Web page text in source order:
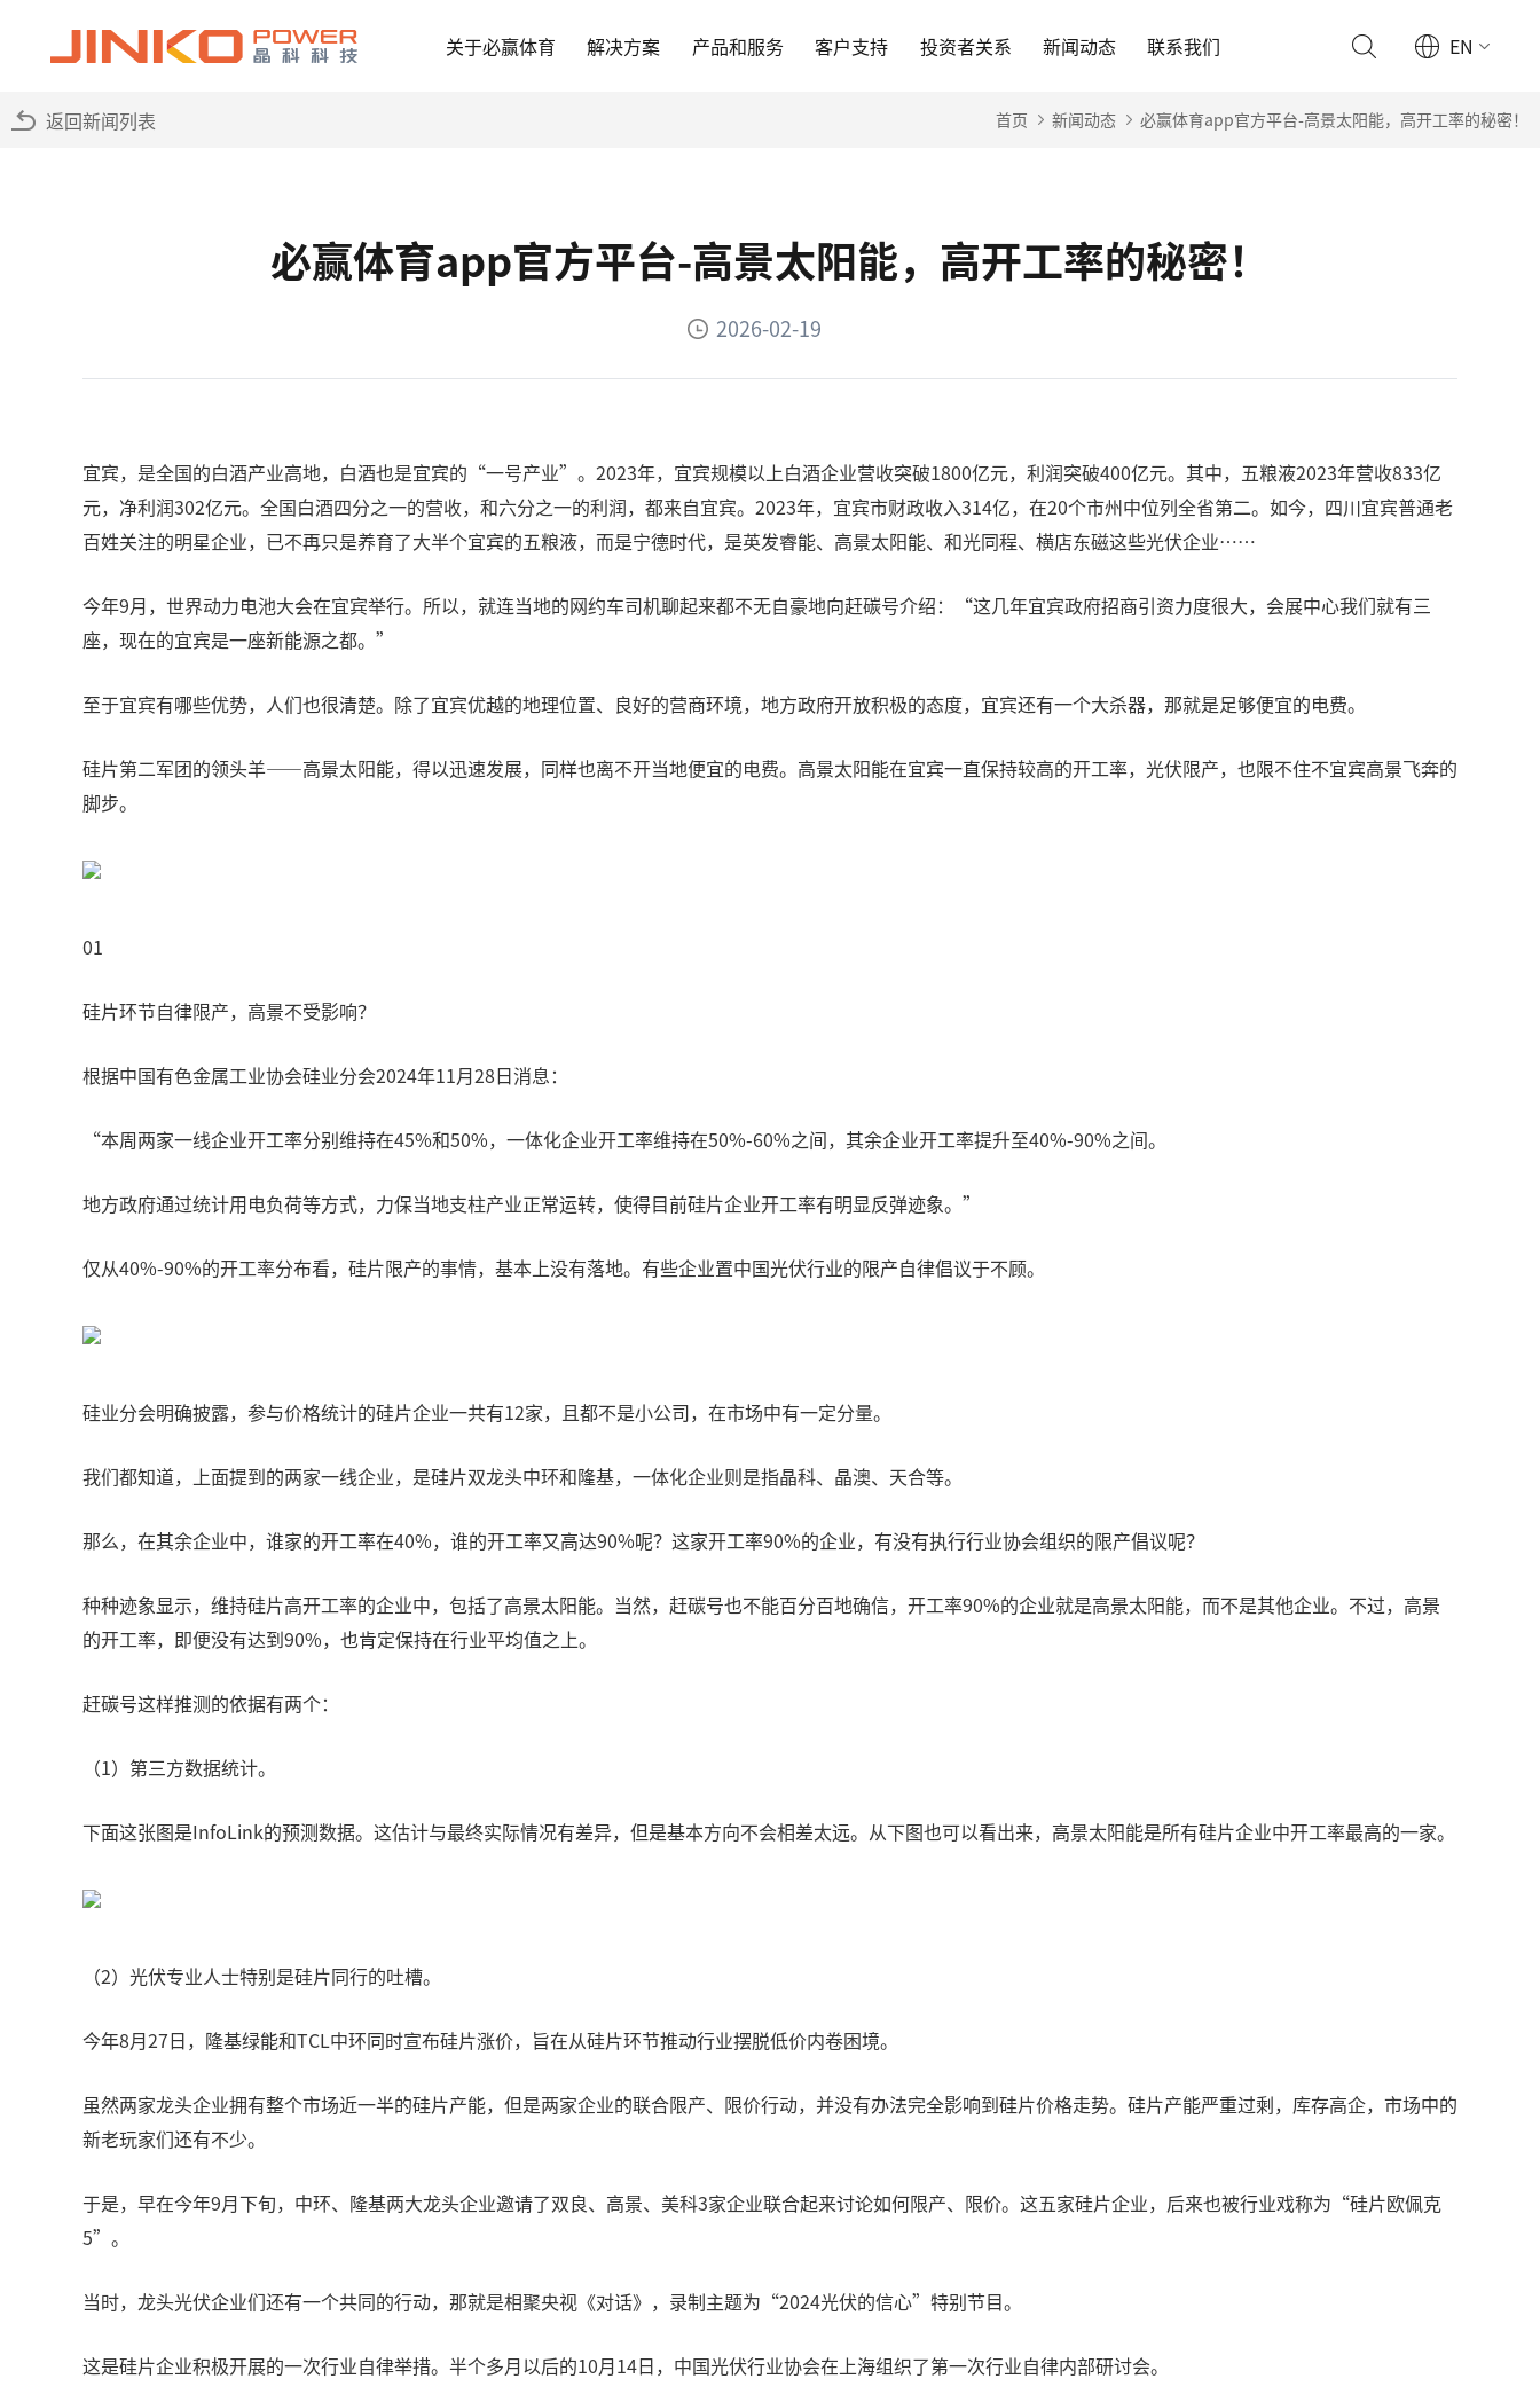
关于必赢体育 解决方案 产品和服务 客户支持 投资者关系 新闻动态 联系我们 EN
返回新闻列表 首页 新闻动态 必赢体育app官方平台-高景太阳能，高开工率的秘密！
必赢体育app官方平台-高景太阳能，高开工率的秘密！
2026-02-19
宜宾，是全国的白酒产业高地，白酒也是宜宾的“一号产业”。2023年，宜宾规模以上白酒企业营收突破1800亿元，利润突破400亿元。其中，五粮液2023年营收833亿
元，净利润302亿元。全国白酒四分之一的营收，和六分之一的利润，都来自宜宾。2023年，宜宾市财政收入314亿，在20个市州中位列全省第二。如今，四川宜宾普通老
百姓关注的明星企业，已不再只是养育了大半个宜宾的五粮液，而是宁德时代，是英发睿能、高景太阳能、和光同程、横店东磁这些光伏企业……
今年9月，世界动力电池大会在宜宾举行。所以，就连当地的网约车司机聊起来都不无自豪地向赶碳号介绍：“这几年宜宾政府招商引资力度很大，会展中心我们就有三
座，现在的宜宾是一座新能源之都。”
至于宜宾有哪些优势，人们也很清楚。除了宜宾优越的地理位置、良好的营商环境，地方政府开放积极的态度，宜宾还有一个大杀器，那就是足够便宜的电费。
硅片第二军团的领头羊——高景太阳能，得以迅速发展，同样也离不开当地便宜的电费。高景太阳能在宜宾一直保持较高的开工率，光伏限产，也限不住不宜宾高景飞奔的
脚步。
01
硅片环节自律限产，高景不受影响？
根据中国有色金属工业协会硅业分会2024年11月28日消息：
“本周两家一线企业开工率分别维持在45%和50%，一体化企业开工率维持在50%-60%之间，其余企业开工率提升至40%-90%之间。
地方政府通过统计用电负荷等方式，力保当地支柱产业正常运转，使得目前硅片企业开工率有明显反弹迹象。”
仅从40%-90%的开工率分布看，硅片限产的事情，基本上没有落地。有些企业置中国光伏行业的限产自律倡议于不顾。
硅业分会明确披露，参与价格统计的硅片企业一共有12家，且都不是小公司，在市场中有一定分量。
我们都知道，上面提到的两家一线企业，是硅片双龙头中环和隆基，一体化企业则是指晶科、晶澳、天合等。
那么，在其余企业中，谁家的开工率在40%，谁的开工率又高达90%呢？这家开工率90%的企业，有没有执行行业协会组织的限产倡议呢？
种种迹象显示，维持硅片高开工率的企业中，包括了高景太阳能。当然，赶碳号也不能百分百地确信，开工率90%的企业就是高景太阳能，而不是其他企业。不过，高景
的开工率，即便没有达到90%，也肯定保持在行业平均值之上。
赶碳号这样推测的依据有两个：
（1）第三方数据统计。
下面这张图是InfoLink的预测数据。这估计与最终实际情况有差异，但是基本方向不会相差太远。从下图也可以看出来，高景太阳能是所有硅片企业中开工率最高的一家。
（2）光伏专业人士特别是硅片同行的吐槽。
今年8月27日，隆基绿能和TCL中环同时宣布硅片涨价，旨在从硅片环节推动行业摆脱低价内卷困境。
虽然两家龙头企业拥有整个市场近一半的硅片产能，但是两家企业的联合限产、限价行动，并没有办法完全影响到硅片价格走势。硅片产能严重过剩，库存高企，市场中的
新老玩家们还有不少。
于是，早在今年9月下旬，中环、隆基两大龙头企业邀请了双良、高景、美科3家企业联合起来讨论如何限产、限价。这五家硅片企业，后来也被行业戏称为“硅片欧佩克
5”。
当时，龙头光伏企业们还有一个共同的行动，那就是相聚央视《对话》，录制主题为“2024光伏的信心”特别节目。
这是硅片企业积极开展的一次行业自律举措。半个多月以后的10月14日，中国光伏行业协会在上海组织了第一次行业自律内部研讨会。